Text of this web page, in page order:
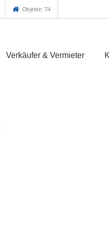
Objekte: 74
Verkäufer & Vermieter